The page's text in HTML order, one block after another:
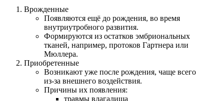
Врожденные
Появляются ещё до рождения, во время
внутриутробного развития.
Формируются из остатков эмбриональных
тканей, например, протоков Гартнера или
Мюллера.
Приобретенные
Возникают уже после рождения, чаще всего
из-за внешнего воздействия.
Причины их появления:
травмы влагалища